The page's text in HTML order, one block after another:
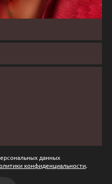
данных
конфиденциальности.